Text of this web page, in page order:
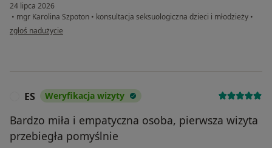
24 lipca 2026
• mgr Karolina Szpoton • konsultacja seksuologiczna dzieci i młodzieży •
w opinii użytkownika Emilia
zgłoś nadużycie
ES Weryfikacja wizyty
Bardzo miła i empatyczna osoba, pierwsza wizyta
przebiegła pomyślnie